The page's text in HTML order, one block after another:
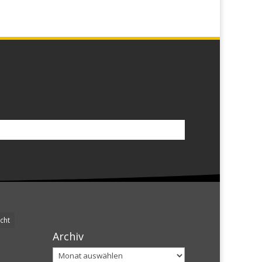
Archiv
Archiv